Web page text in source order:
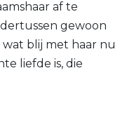
af te
gewoon
blij met haar nu
liefde is, die